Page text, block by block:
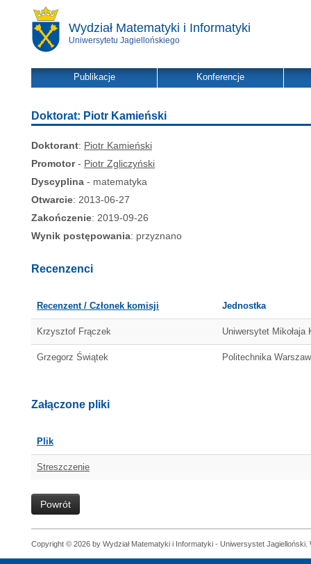
Wydział Matematyki i Informatyki
Uniwersytetu Jagiellońskiego
Publikacje Konferencje
Doktorat: Piotr Kamieński
Doktorant: Piotr Kamieński
Promotor- Piotr Zgliczyński
Dyscyplina - matematyka
Otwarcie: 2013-06-27
Zakończenie: 2019-09-26
Wynik postępowania: przyznano
Recenzenci
Recenzent / Członek komisji Jednostka
Krzysztof Frączek Uniwersytet Mikołaja
Grzegorz Świątek Politechnika
Załączone pliki
Plik
Streszczenie
Powrót
Copyright © 2026 by Wydział Matematyki i Informatyki - Uniwersystet